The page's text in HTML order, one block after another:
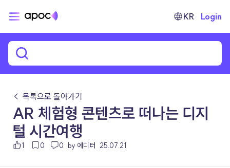
KR Login
← 목록으로 돌아가기
AR 체험형 콘텐츠로 떠나는 디지
털 시간여행
1 0 0 by 에디터 25.07.21